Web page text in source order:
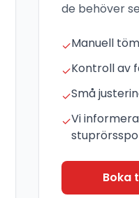
de behöver
✓Manuell
✓Kontroll av
✓Små
✓Vi
Boka